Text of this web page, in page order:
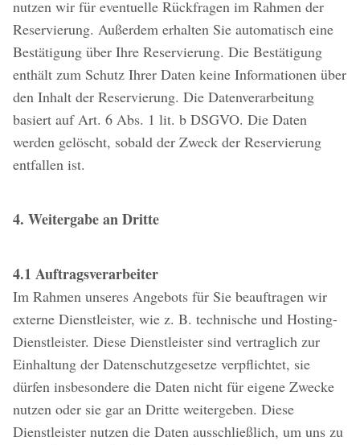
nutzen wir für eventuelle Rückfragen im Rahmen der
Reservierung. Außerdem erhalten Sie automatisch eine
Bestätigung über Ihre Reservierung. Die Bestätigung
enthält zum Schutz Ihrer Daten keine Informationen über
den Inhalt der Reservierung. Die Datenverarbeitung
basiert auf Art. 6 Abs. 1 lit. b DSGVO. Die Daten
werden gelöscht, sobald der Zweck der Reservierung
entfallen ist.
4. Weitergabe an Dritte
4.1 Auftragsverarbeiter
Im Rahmen unseres Angebots für Sie beauftragen wir
externe Dienstleister, wie z. B. technische und Hosting-
Dienstleister. Diese Dienstleister sind vertraglich zur
Einhaltung der Datenschutzgesetze verpflichtet, sie
dürfen insbesondere die Daten nicht für eigene Zwecke
nutzen oder sie gar an Dritte weitergeben. Diese
Dienstleister nutzen die Daten ausschließlich, um uns zu